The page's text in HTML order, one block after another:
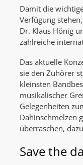
Damit die
Verfügung
Dr. Klaus Hönig
zahlreiche
Das aktuelle
sie den Zuhörer
kleinsten
musikalischer
Gelegenheiten
Dahinschmelzen
überraschen,
Save the